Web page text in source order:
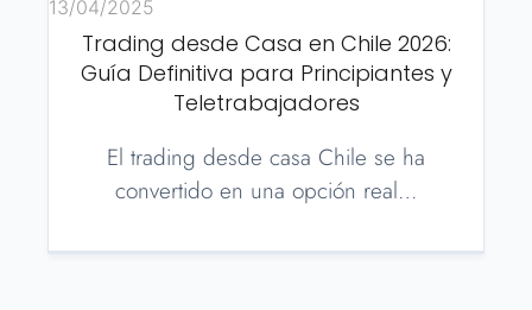
13/04/2025
Trading desde Casa en Chile 2026:
Guía Definitiva para Principiantes y
Teletrabajadores
El trading desde casa Chile se ha
convertido en una opción real…